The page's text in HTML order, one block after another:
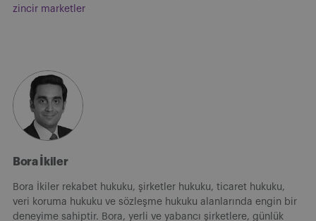
zincir marketler
Bora İkiler
Bora İkiler rekabet hukuku, şirketler hukuku, ticaret hukuku,
veri koruma hukuku ve sözleşme hukuku alanlarında engin bir
deneyime sahiptir. Bora, yerli ve yabancı şirketlere, günlük